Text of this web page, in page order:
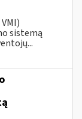
sistemą